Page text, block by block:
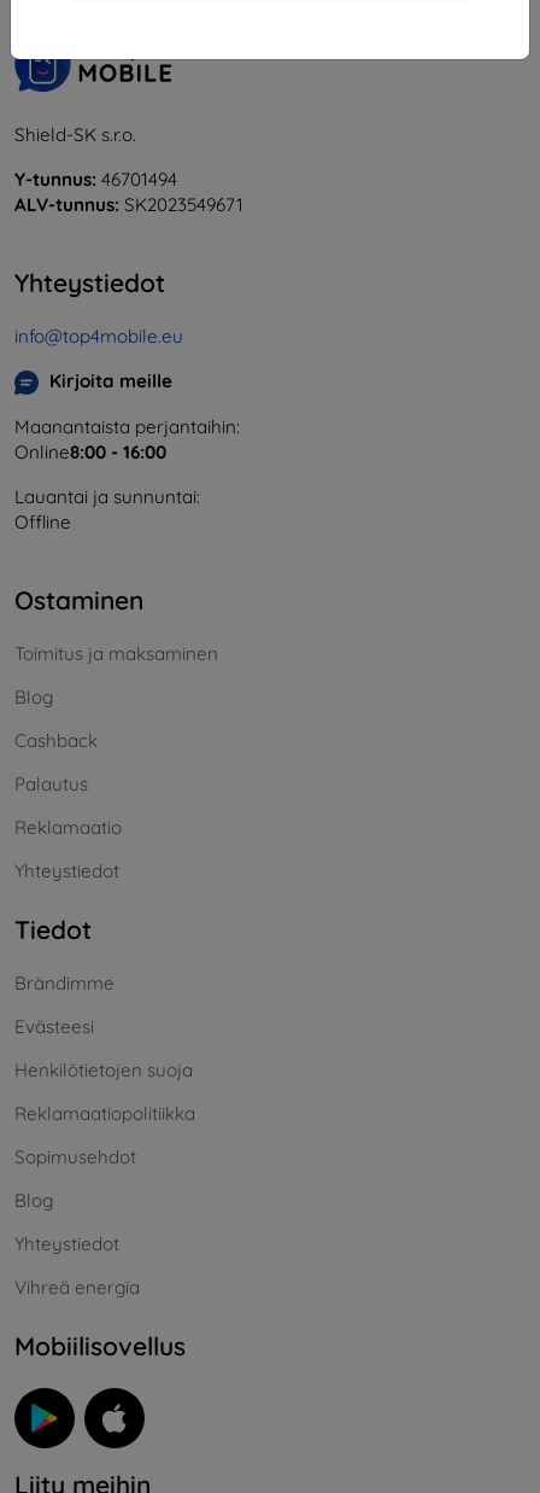
Shield-SK s.r.o.
Y-tunnus: 46701494
ALV-tunnus: SK2023549671
Yhteystiedot
info@top4mobile.eu
Kirjoita meille
Maanantaista perjantaihin:
Online8:00 - 16:00
Lauantai ja sunnuntai:
Offline
Ostaminen
Toimitus ja maksaminen
Blog
Cashback
Palautus
Reklamaatio
Yhteystiedot
Tiedot
Brändimme
Evästeesi
Henkilötietojen suoja
Reklamaatiopolitiikka
Sopimusehdot
Blog
Yhteystiedot
Vihreä energia
Mobiilisovellus
Liity meihin